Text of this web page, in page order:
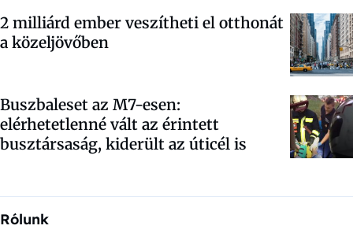
2 milliárd ember veszítheti el otthonát
a közeljövőben
Buszbaleset az M7-esen:
elérhetetlenné vált az érintett
busztársaság, kiderült az úticél is
Rólunk